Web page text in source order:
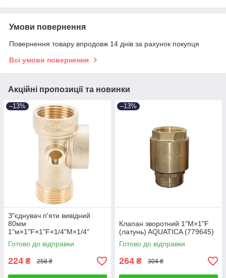
Умови повернення
Повернення товару впродовж 14 днів за рахунок покупця
Всі умови повернення
Акційні пропозиції та новинки
–13%
З"єднувач п'яти вивідний
80мм
1"м×1"F×1"F×1/4"M×1/4"
F∠180° AQUATICA (779599)
Готово до відправки
224 ₴ 258 ₴
–13%
Клапан зворотний 1"M×1"F
(латунь) AQUATICA (779645)
Готово до відправки
264 ₴ 304 ₴